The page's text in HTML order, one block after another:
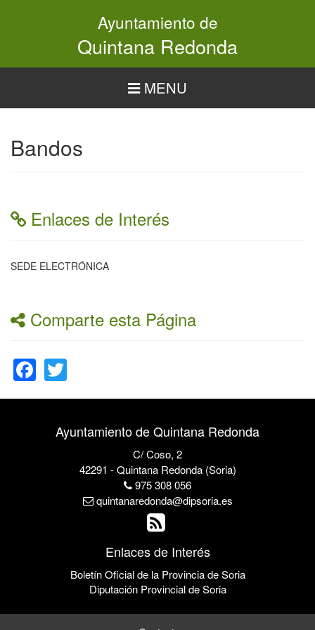
Ayuntamiento de
Quintana Redonda
MENU
Bandos
Enlaces de Interés
SEDE ELECTRÓNICA
Comparte esta Página
Facebook
Ayuntamiento de Quintana Redonda
C/ Coso, 2
42291 - Quintana Redonda (Soria)
975 308 056
quintanaredonda@dipsoria.es
Enlaces de Interés
Boletín Oficial de la Provincia de Soria
Diputación Provincial de Soria